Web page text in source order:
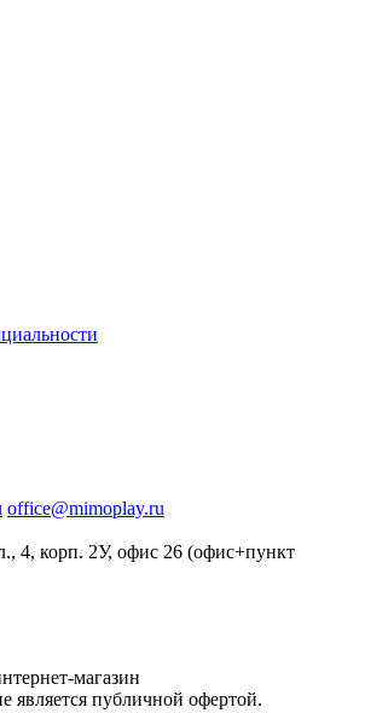
office@mimoplay.ru
4, корп. 2У, офис 26 (офис+пункт
магазин
является публичной офертой.